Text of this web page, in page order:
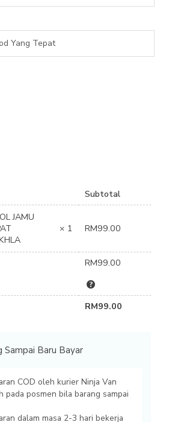
Subtotal
JAMU
× 1 RM99.00
RM99.00
RM99.00
Sampai Baru Bayar
COD oleh kurier Ninja Van
pada posmen bila barang sampai
dalam masa 2-3 hari bekerja